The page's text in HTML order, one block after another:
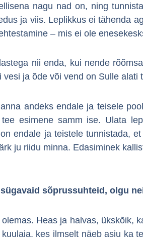
nagu nad on, ning
ja viis. Leplikkus ei tähenda
– mis ei ole
nii enda, kui nende
ja õde või vend on Sulle alati
andeks endale ja teisele
esimene samm ise. Ulata
endale ja teistele tunnistada,
ju riidu minna. Edasiminek
sõprussuhteid, olgu
Heas ja halvas, ükskõik,
kes ilmselt näeb asju ka